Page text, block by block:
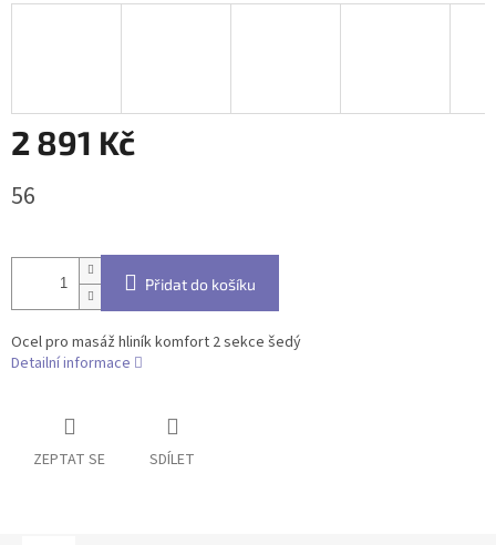
2 891 Kč
cena:
56
Přidat do košíku
Ocel pro masáž hliník komfort 2 sekce šedý
Detailní informace
ZEPTAT SE SDÍLET